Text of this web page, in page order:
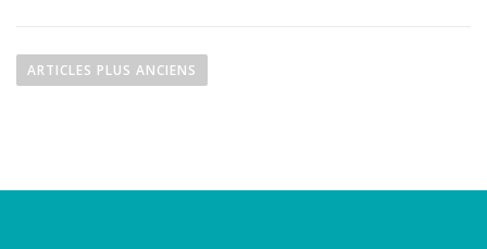
aARTICLES PLUS ANCIENS